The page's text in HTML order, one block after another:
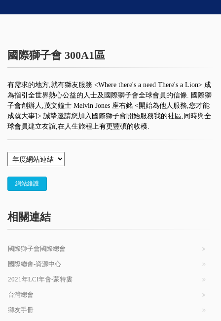
國際獅子會 300A1區
有需求的地方,就有獅友服務 <Where there's a need There's a Lion> 成
為指引全世界熱心公益的人士及國際獅子會全球會員的信條. 國際獅
子會創辦人,茂文鐘士 Melvin Jones 座右銘 <開始為他人服務,您才能
成就大事]> 誠摯邀請您加入國際獅子會開始服務我的社區,同時與全
球會員建立友誼,在人生旅程上有更豐碩的收穫.
網站維護
相關連結
國際獅子會國際總會
國際總會-資源中心
2021年LCI年會-蒙特婁
台灣總會
獅友手冊